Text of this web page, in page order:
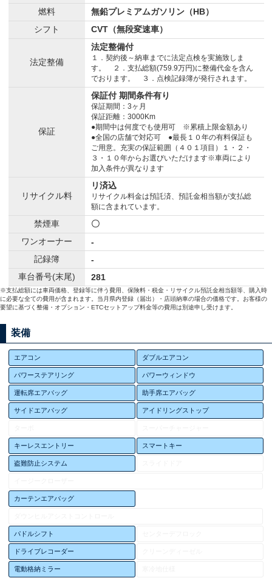
燃料
無鉛プレミアムガソリン（HB）
シフト
CVT（無段変速車）
法定整備
法定整備付
１．契約後～納車までに法定点検を実施致しま
す。 ２．支払総額(759.9万円)に整備代金を含ん
でおります。 ３．点検記録簿が発行されます。
保証
保証付 期間条件有り
保証期間：3ヶ月
保証距離：3000Km
●期間中は何度でも使用可 ※累積上限金額あり
●全国の店舗で対応可 ●最長１０年の有料保証も
ご用意。充実の保証範囲（４０１項目）１・２・
３・１０年からお選びいただけます※車両により
加入条件が異なります
リサイクル料
リ済込
リサイクル料金は預託済、預託金相当額が支払総
額に含まれています。
禁煙車
〇
ワンオーナー
-
記録簿
-
車台番号(末尾)
281
※支払総額には車両価格、登録等に伴う費用、保険料・税金・リサイクル預託金相当額等、購入時
に必要な全ての費用が含まれます。当月県内登録（届出）・店頭納車の場合の価格です。お客様の
要望に基づく整備・オプション・ETCセットアップ料金等の費用は別途申し受けます。
装備
エアコン ダブルエアコン
パワーステアリング パワーウィンドウ
運転席エアバッグ 助手席エアバッグ
サイドエアバッグ アイドリングストップ
キーレスエントリー スマートキー
盗難防止システム
カーテンエアバッグ
パドルシフト
ドライブレコーダー
電動格納ミラー